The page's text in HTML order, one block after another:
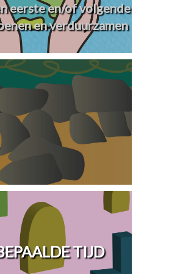
eerste en/of volgende
en verduurzamen
TIJD